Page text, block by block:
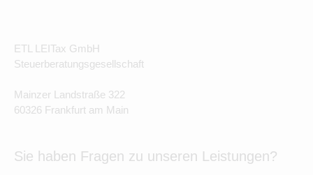
ETL LEITax GmbH
Steuerberatungsgesellschaft
Mainzer Landstraße 322
60326 Frankfurt am Main
Sie haben Fragen zu unseren Leistungen?